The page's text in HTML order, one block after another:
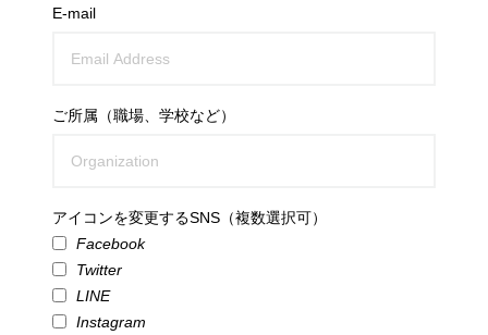
E-mail
ご所属（職場、学校など）
アイコンを変更するSNS（複数選択可）
Facebook
Twitter
LINE
Instagram